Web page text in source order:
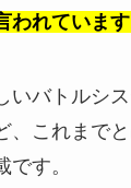
れています
いバトルシ
、これまで
す。